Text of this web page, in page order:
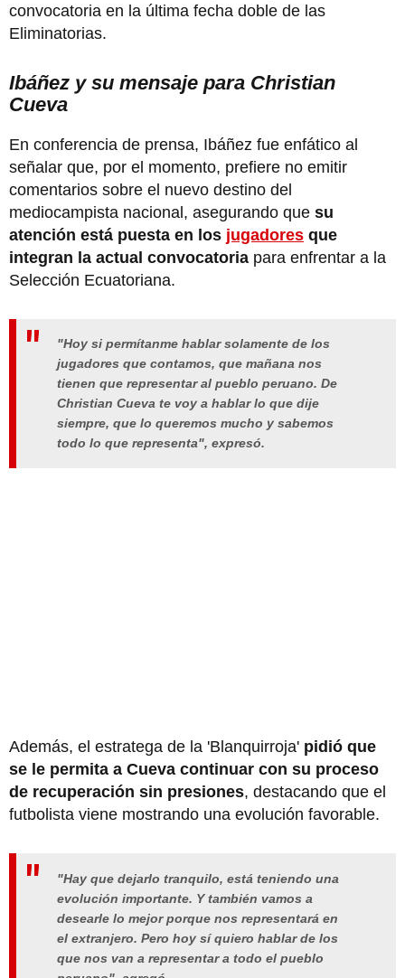
convocatoria en la última fecha doble de las
Eliminatorias.
Ibáñez y su mensaje para Christian
Cueva
En conferencia de prensa, Ibáñez fue enfático al
señalar que, por el momento, prefiere no emitir
comentarios sobre el nuevo destino del
mediocampista nacional, asegurando que su
atención está puesta en los jugadores que
integran la actual convocatoria para enfrentar a la
Selección Ecuatoriana.
"Hoy si permítanme hablar solamente de los
jugadores que contamos, que mañana nos
tienen que representar al pueblo peruano. De
Christian Cueva te voy a hablar lo que dije
siempre, que lo queremos mucho y sabemos
todo lo que representa", expresó.
Además, el estratega de la 'Blanquirroja' pidió que
se le permita a Cueva continuar con su proceso
de recuperación sin presiones, destacando que el
futbolista viene mostrando una evolución favorable.
"Hay que dejarlo tranquilo, está teniendo una
evolución importante. Y también vamos a
desearle lo mejor porque nos representará en
el extranjero. Pero hoy sí quiero hablar de los
que nos van a representar a todo el pueblo